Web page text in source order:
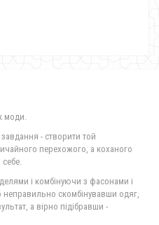
моди.
- створити той
перехожого, а коханого
і комбінуючи з фасонами і
скомбінувавши одяг,
а вірно підібравши -